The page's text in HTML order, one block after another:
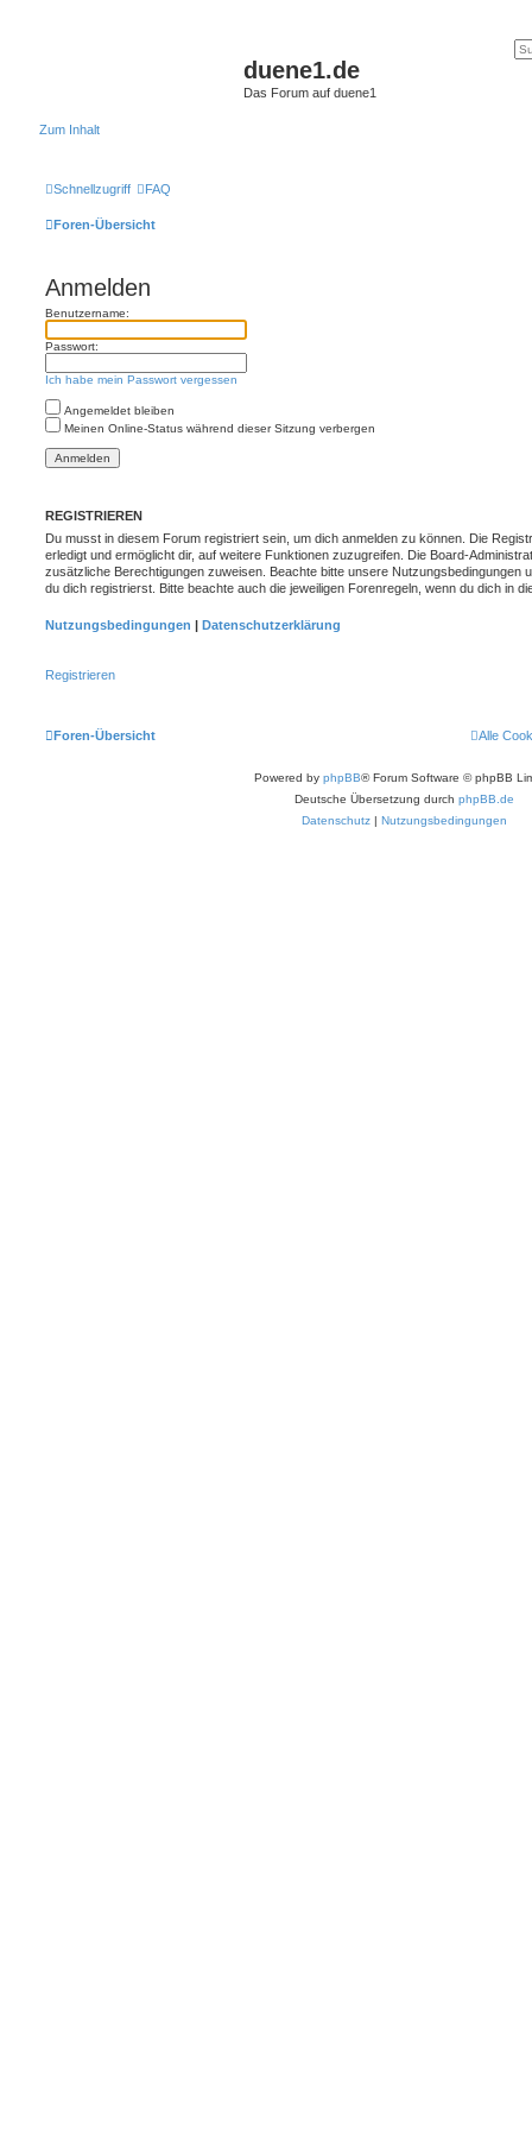
duene1.de
Das Forum auf duene1
Zum Inhalt
Schnellzugriff FAQ
Foren-Übersicht
Anmelden
Benutzername:
Passwort:
Ich habe mein Passwort vergessen
Angemeldet bleiben
Meinen Online-Status während dieser Sitzung verbergen
REGISTRIEREN
Du musst in diesem Forum registriert sein, um dich anmelden zu können. Die
erledigt und ermöglicht dir, auf weitere Funktionen zuzugreifen. Die Board-
zusätzliche Berechtigungen zuweisen. Beachte bitte unsere Nutzungsbedingungen
du dich registrierst. Bitte beachte auch die jeweiligen Forenregeln, wenn du dich in
Nutzungsbedingungen | Datenschutzerklärung
Registrieren
Foren-Übersicht Alle
Powered by phpBB® Forum Software © phpBB
Deutsche Übersetzung durch phpBB.de
Datenschutz | Nutzungsbedingungen